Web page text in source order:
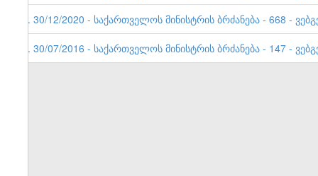
2. 30/12/2020 - საქართველოს მინისტრის ბრძანება - 668 -
1. 30/07/2016 - საქართველოს მინისტრის ბრძანება - 147 -